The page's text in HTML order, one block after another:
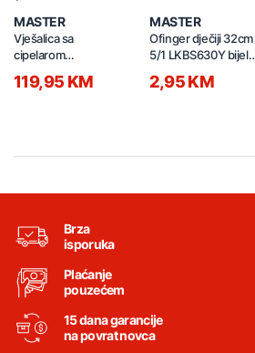
MASTER
Vješalica sa
cipelarom
YMJ8430182L drvo
119,95 KM
MASTER
Ofinger dječiji 32cm
5/1 LKBS630Y bijeli-
2,95 KM
Brza
isporuka
Plaćanje
pouzećem
15 dana garancije
na povrat novca